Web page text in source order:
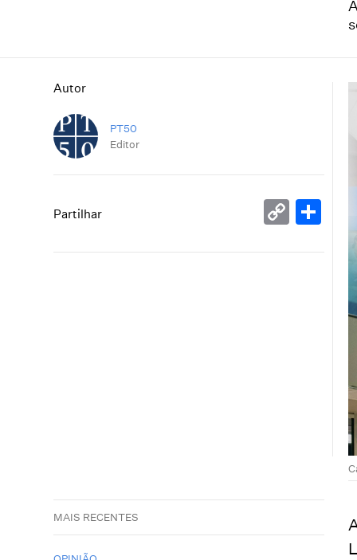
Autor
PT50
Editor
Partilhar
Copy
MAIS RECENTES